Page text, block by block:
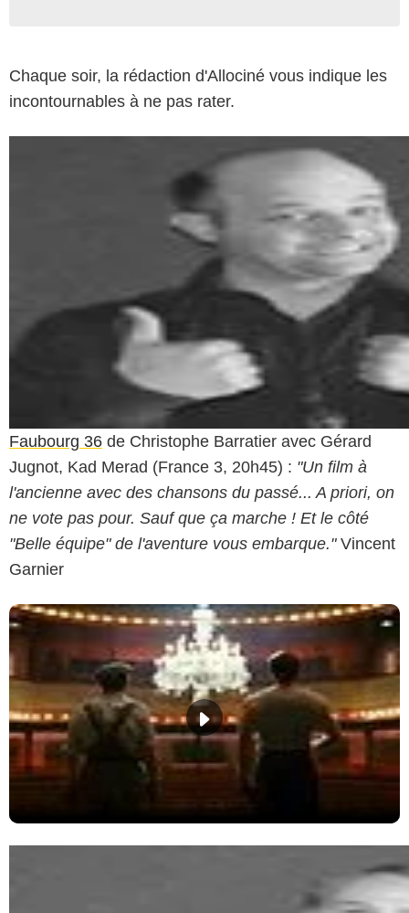
Chaque soir, la rédaction d'Allociné vous indique les
incontournables à ne pas rater.
Faubourg 36 de Christophe Barratier avec Gérard
Jugnot, Kad Merad (France 3, 20h45) : "Un film à
l'ancienne avec des chansons du passé... A priori, on
ne vote pas pour. Sauf que ça marche ! Et le côté
"Belle équipe" de l'aventure vous embarque."Vincent
Garnier